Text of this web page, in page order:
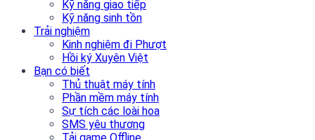
Kỹ năng giao tiếp
Kỹ năng sinh tồn
Trải nghiệm
Kinh nghiệm đi Phượt
Hồi ký Xuyên Việt
Bạn có biết
Thủ thuật máy tính
Phần mềm máy tính
Sự tích các loài hoa
SMS yêu thương
Tải game Offline